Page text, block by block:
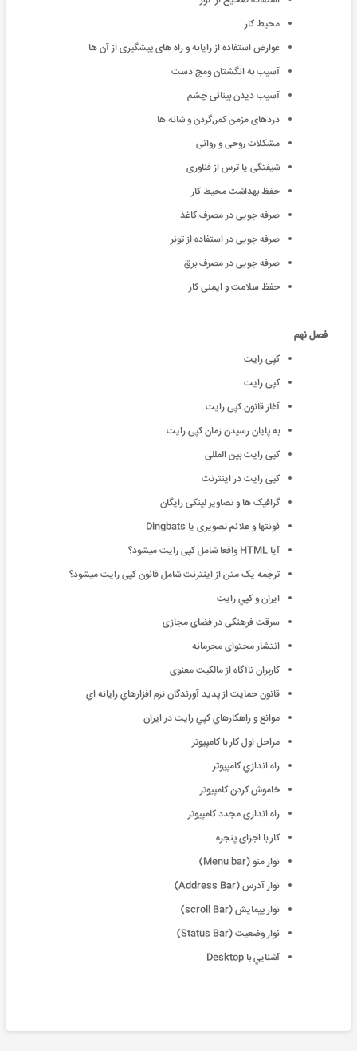
محیط کار
عوارض استفاده از رایانه و راه های پیشگیری از آن ها
آسیب به انگشتان ومچ دست
آسیب دیدن بینائی چشم
دردهای مزمن کمر,گردن و شانه ها
مشکلات روحی و روانی
شیفتگی یا ترس از فناوری
حفظ بهداشت محیط کار
صرفه جویی در مصرف کاغذ
صرفه جویی در استفاده از تونر
صرفه جویی در مصرف برق
حفظ سلامت و ایمنی کار
فصل نهم
کپی رایت
کپی رایت
آغاز قانون کپی رایت
به پایان رسیدن زمان کپی رایت
کپی رایت بین المللی
کپی رایت در اینترنت
گرافیک ها و تصاویر لینکی رایگان
فونتها و علائم تصویری یا Dingbats
آیا HTML واقعا شامل کپی رایت میشود؟
ترجمه یک متن از اینترنت شامل قانون کپی رایت میشود؟
ايران و كپي رايت
سرقت فرهنگی در فضای مجازی
انتشار محتوای مجرمانه
کاربران ناآگاه از مالکیت معنوی
قانون حمايت از پديد آورندگان نرم افزارهاي رايانه اي
موانع و راهكارهاي كپي رايت در ايران
مراحل اول كار با كامپيوتر
راه اندازي كامپيوتر
خاموش كردن كامپيوتر
راه اندازی مجدد کامپیوتر
کار با اجزای پنجره
نوار منو (Menu bar)
نوار آدرس (Address Bar)
نوار پیمایش (scroll Bar)
نوار وضعیت (Status Bar)
آشنايي با Desktop